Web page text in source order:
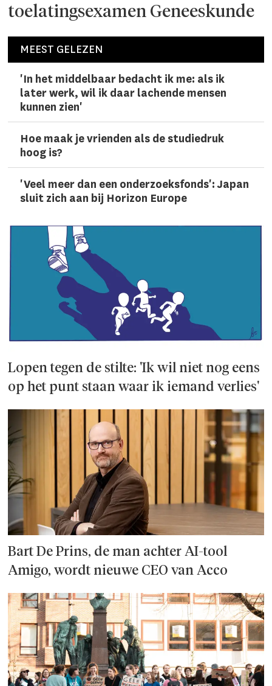
toelatingsexamen Geneeskunde
MEEST GELEZEN
'In het middelbaar bedacht ik me: als ik
later werk, wil ik daar lachen­de mensen
kunnen zien'
Hoe maak je vrienden als de studiedruk
hoog is?
'Veel meer dan een onderzoeks­fonds': Japan
sluit zich aan bij Horizon Europe
Lopen tegen de stilte: 'Ik wil niet nog eens
op het punt staan waar ik iemand verlies'
Bart De Prins, de man achter AI-tool
Amigo, wordt nieuwe CEO van Acco